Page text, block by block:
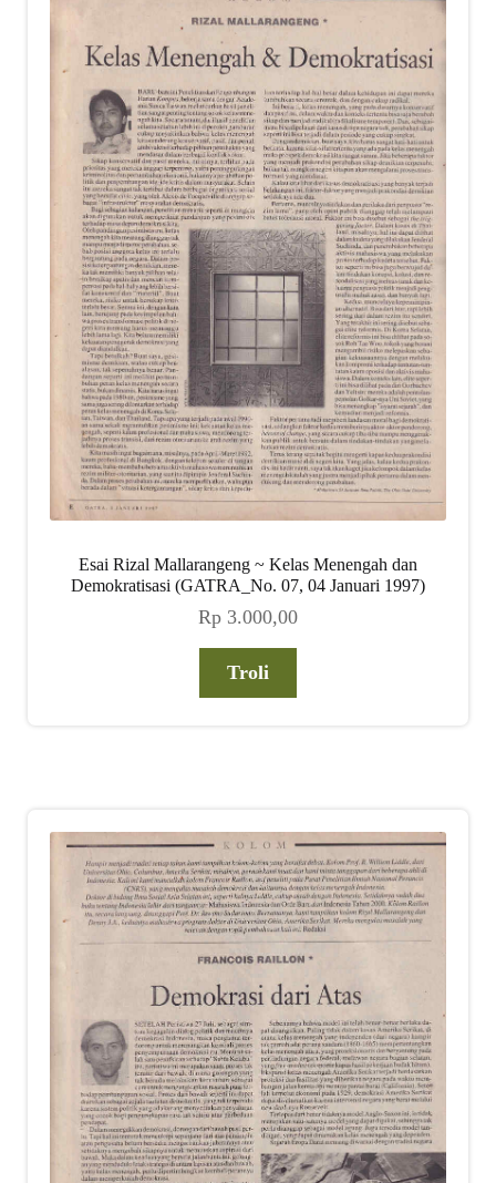
Esai Rizal Mallarangeng ~ Kelas Menengah dan
Demokratisasi (GATRA_No. 07, 04 Januari 1997)
Rp 3.000,00
Troli